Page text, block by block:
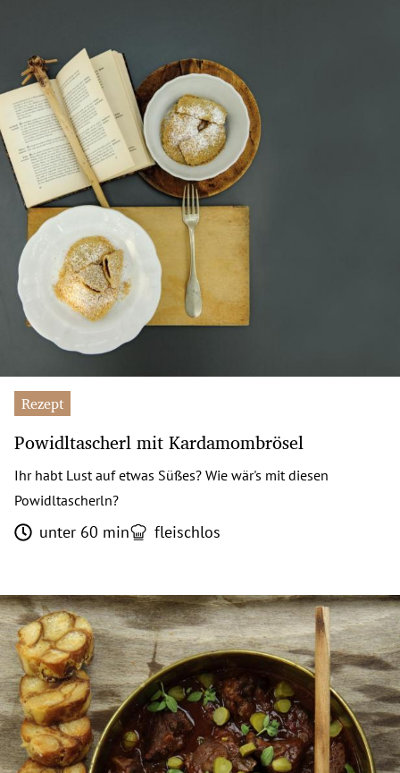
Rezept
Powidltascherl mit Kardamombrösel
Ihr habt Lust auf etwas Süßes? Wie wär's mit diesen
Powidltascherln?
unter 60 min fleischlos